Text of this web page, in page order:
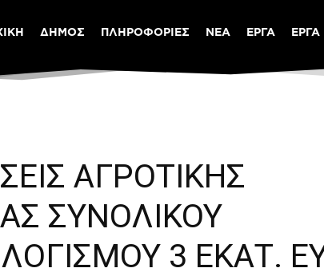
ΔΗΜΟΣ ΠΛΗΡΟΦΟΡΙΕΣ ΝΕΑ ΕΡΓΑ
ΑΓΡΟΤΙΚΗΣ
ΣΥΝΟΛΙΚΟΥ
3 ΕΚΑΤ.